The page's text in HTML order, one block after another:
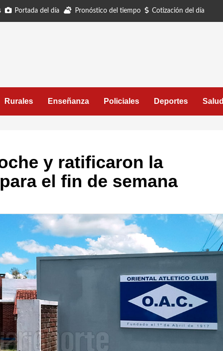
Portada del día Pronóstico del tiempo Cotización del día
Rurales Enseñanza Policiales Deportes Salud
y ratificaron la
el fin de semana